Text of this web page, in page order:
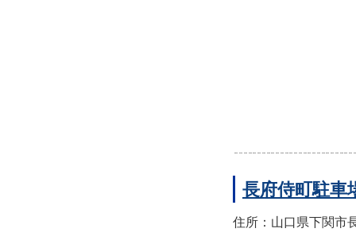
長府侍町駐車
住所：山口県下関市